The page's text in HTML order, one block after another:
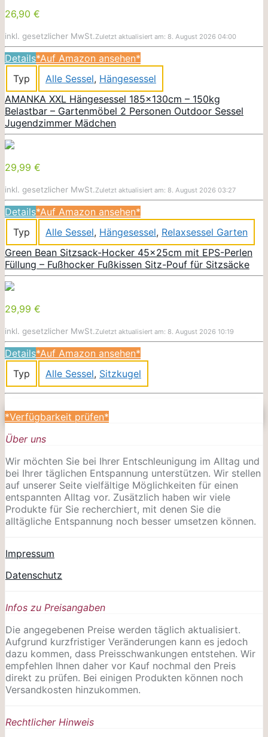
26,90 €
inkl. gesetzlicher MwSt.Zuletzt aktualisiert am: 8. August 2026 04:00
Details*Auf Amazon ansehen*
Typ
Alle Sessel, Hängesessel
AMANKA XXL Hängesessel 185x130cm – 150kg
Belastbar – Gartenmöbel 2 Personen Outdoor Sessel
Jugendzimmer Mädchen
29,99 €
inkl. gesetzlicher MwSt.Zuletzt aktualisiert am: 8. August 2026 03:27
Details*Auf Amazon ansehen*
Typ
Alle Sessel, Hängesessel, Relaxsessel Garten
Green Bean Sitzsack-Hocker 45x25cm mit EPS-Perlen
Füllung – Fußhocker Fußkissen Sitz-Pouf für Sitzsäcke
29,99 €
inkl. gesetzlicher MwSt.Zuletzt aktualisiert am: 8. August 2026 10:19
Details*Auf Amazon ansehen*
Typ
Alle Sessel, Sitzkugel
*Verfügbarkeit prüfen*
Über uns
Wir möchten Sie bei Ihrer Entschleunigung im Alltag und
bei Ihrer täglichen Entspannung unterstützen. Wir stellen
auf unserer Seite vielfältige Möglichkeiten für einen
entspannten Alltag vor. Zusätzlich haben wir viele
Produkte für Sie recherchiert, mit denen Sie die
alltägliche Entspannung noch besser umsetzen können.
Impressum
Datenschutz
Infos zu Preisangaben
Die angegebenen Preise werden täglich aktualisiert.
Aufgrund kurzfristiger Veränderungen kann es jedoch
dazu kommen, dass Preisschwankungen entstehen. Wir
empfehlen Ihnen daher vor Kauf nochmal den Preis
direkt zu prüfen. Bei einigen Produkten können noch
Versandkosten hinzukommen.
Rechtlicher Hinweis